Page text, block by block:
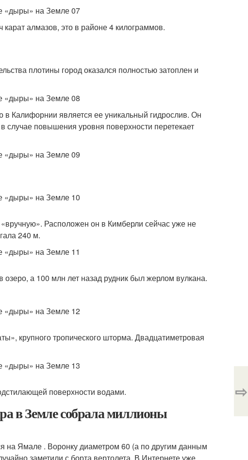
алмазов, это в районе 4 килограммов.
плотины город оказался полностью затоплен и
Калифорнии является ее уникальный гидрослив. Он
случае повышения уровня поверхности перетекает
Расположен он в Кимберли сейчас уже не
240 м.
а 100 млн лет назад рудник был жерлом вулкана.
крупного тропического шторма. Двадцатиметровая
поверхности водами.
в Земле собрала миллионы
на Ямале . Воронку диаметром 60 (а по другим данным
⇨